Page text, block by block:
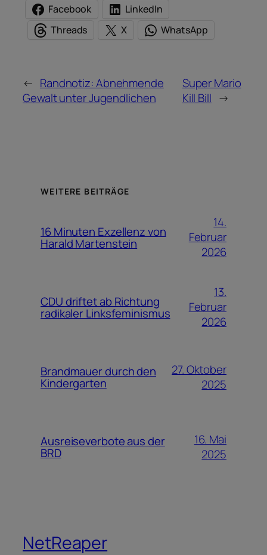
Facebook
LinkedIn
Threads
X WhatsApp
← Randnotiz: Abnehmende
Gewalt unter Jugendlichen
Super Mario
Kill Bill →
WEITERE BEITRÄGE
16 Minuten Exzellenz von
Harald Martenstein
14.
Februar
2026
CDU driftet ab Richtung
radikaler Linksfeminismus
13.
Februar
2026
Brandmauer durch den
Kindergarten
27. Oktober
2025
Ausreiseverbote aus der
BRD
16. Mai
2025
NetReaper